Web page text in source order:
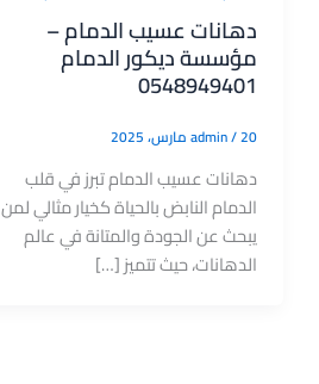
دهانات عسيب الدمام –
مؤسسة ديكور الدمام
0548949401
admin/20 مارس، 2025
دهانات عسيب الدمام تبرز في قلب
الدمام النابض بالحياة كخيار مثالي لمن
يبحث عن الجودة والمتانة في عالم
الدهانات، حيث تتميز […]